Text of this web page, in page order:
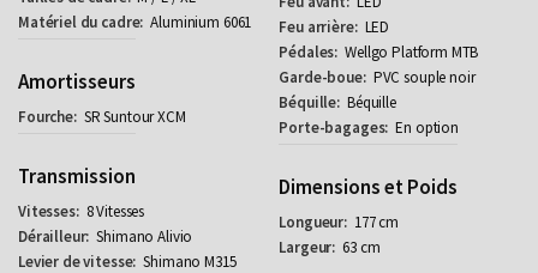
Aluminium 6061
Amortisseurs
SR Suntour XCM
Transmission
8 Vitesses
Shimano Alivio
Shimano M315
LED
Wellgo Platform MTB
PVC souple noir
Béquille
En option
Dimensions et Poids
177 cm
63 cm